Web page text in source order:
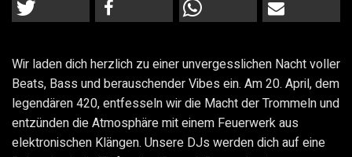
Wir laden dich herzlich zu einer unvergesslichen Nacht voller
Beats, Bass und berauschender Vibes ein. Am 20. April, dem
legendären 420, entfesseln wir die Macht der Trommeln und
entzünden die Atmosphäre mit einem Feuerwerk aus
elektronischen Klängen. Unsere DJs werden dich auf eine